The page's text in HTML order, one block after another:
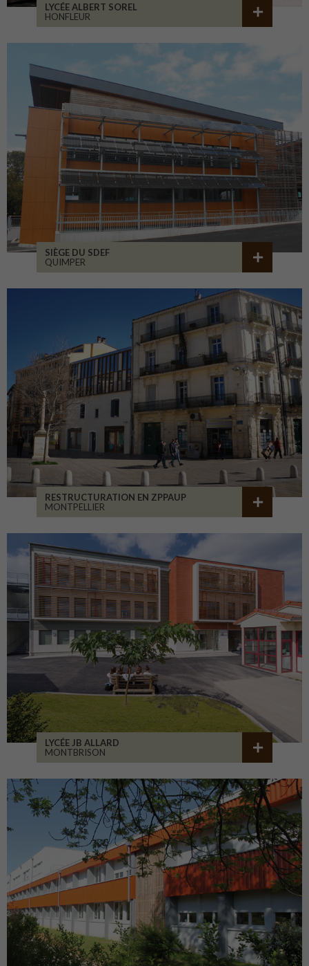
LYCÉE ALBERT SOREL
HONFLEUR
SIÈGE DU SDEF
QUIMPER
RESTRUCTURATION EN ZPPAUP
MONTPELLIER
LYCÉE JB ALLARD
MONTBRISON